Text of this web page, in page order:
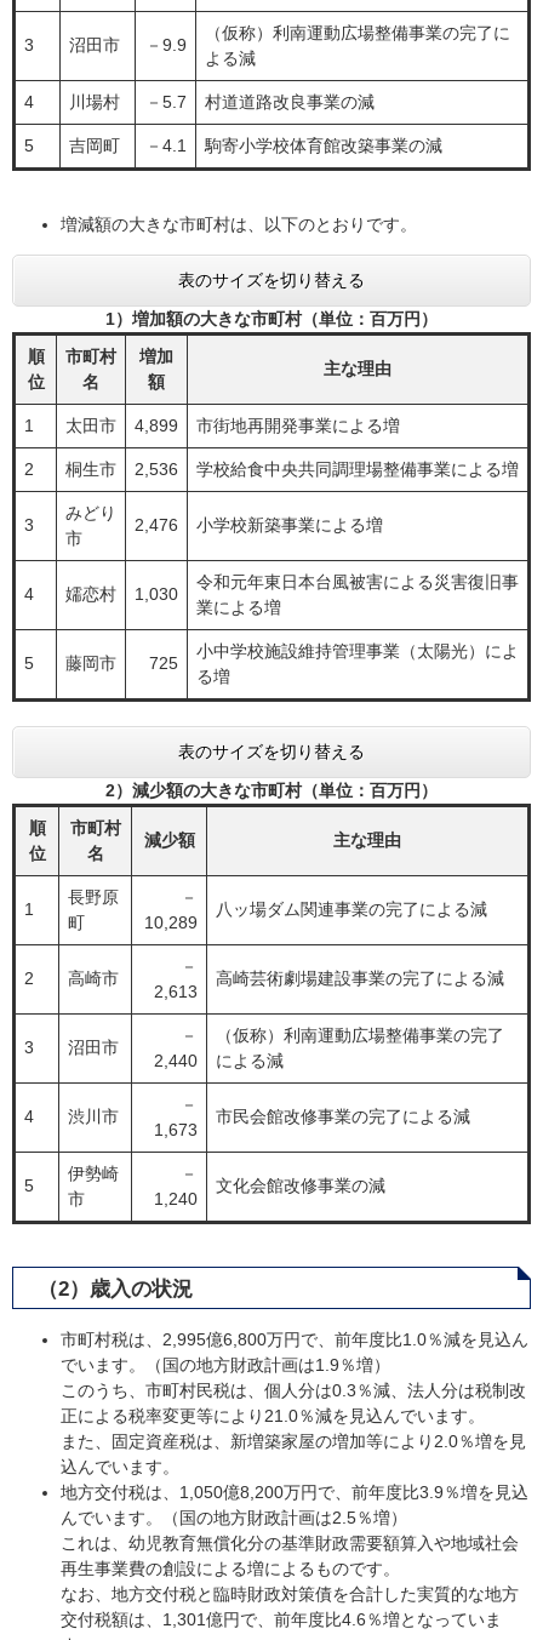
3 沼田市 －9.9
（仮称）利南運動広場整備事業の完了に
よる減
4 川場村 －5.7 村道道路改良事業の減
5 吉岡町 －4.1 駒寄小学校体育館改築事業の減
増減額の大きな市町村は、以下のとおりです。
表のサイズを切り替える
1）増加額の大きな市町村（単位：百万円）
順
位
市町村
名
増加
額
主な理由
1 太田市 4,899 市街地再開発事業による増
2 桐生市 2,536 学校給食中央共同調理場整備事業による増
3
みどり
市
2,476 小学校新築事業による増
4 嬬恋村 1,030
令和元年東日本台風被害による災害復旧事
業による増
5 藤岡市 725
小中学校施設維持管理事業（太陽光）によ
る増
表のサイズを切り替える
2）減少額の大きな市町村（単位：百万円）
順
位
市町村
名
減少額 主な理由
1
長野原
町
－
10,289
八ッ場ダム関連事業の完了による減
2 高崎市
－
2,613
高崎芸術劇場建設事業の完了による減
3 沼田市
－
2,440
（仮称）利南運動広場整備事業の完了
による減
4 渋川市
－
1,673
市民会館改修事業の完了による減
5
伊勢崎
市
－
1,240
文化会館改修事業の減
（2）歳入の状況
市町村税は、2,995億6,800万円で、前年度比1.0％減を見込ん
でいます。（国の地方財政計画は1.9％増）
このうち、市町村民税は、個人分は0.3％減、法人分は税制改
正による税率変更等により21.0％減を見込んでいます。
また、固定資産税は、新増築家屋の増加等により2.0％増を見
込んでいます。
地方交付税は、1,050億8,200万円で、前年度比3.9％増を見込
んでいます。（国の地方財政計画は2.5％増）
これは、幼児教育無償化分の基準財政需要額算入や地域社会
再生事業費の創設による増によるものです。
なお、地方交付税と臨時財政対策債を合計した実質的な地方
交付税額は、1,301億円で、前年度比4.6％増となっていま